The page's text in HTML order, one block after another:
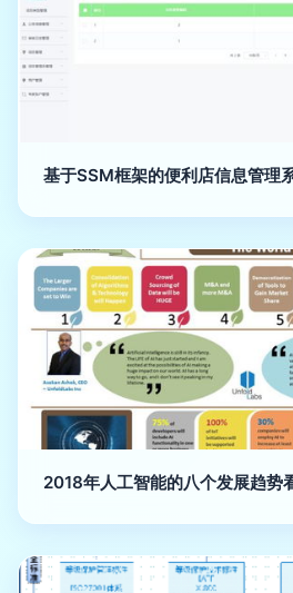
基于SSM框架的便利店信息管理
2018年人工智能的八个发展趋势